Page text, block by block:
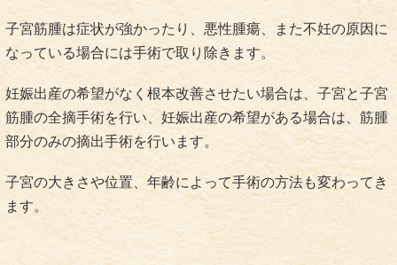
子宮筋腫は症状が強かったり、悪性腫瘍、また不妊の原因に
なっている場合には手術で取り除きます。
妊娠出産の希望がなく根本改善させたい場合は、子宮と子宮
筋腫の全摘手術を行い、妊娠出産の希望がある場合は、筋腫
部分のみの摘出手術を行います。
子宮の大きさや位置、年齢によって手術の方法も変わってき
ます。